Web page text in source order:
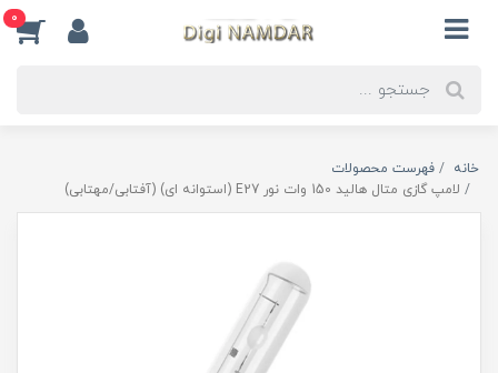
0
خانه
فهرست محصولات
لامپ گازی متال هالید 150 وات نور E27 (استوانه ای) (آفتابی/مهتابی)